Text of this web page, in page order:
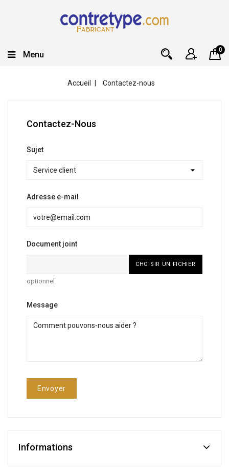
0
Menu
Accueil Contactez-nous
Contactez-Nous
Sujet
Adresse e-mail
Document joint
CHOISIR UN FICHIER
optionnel
Message
Informations